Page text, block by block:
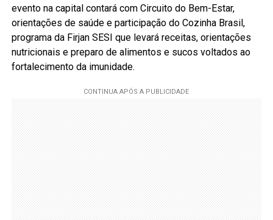
evento na capital contará com Circuito do Bem-Estar,
orientações de saúde e participação do Cozinha Brasil,
programa da Firjan SESI que levará receitas, orientações
nutricionais e preparo de alimentos e sucos voltados ao
fortalecimento da imunidade.